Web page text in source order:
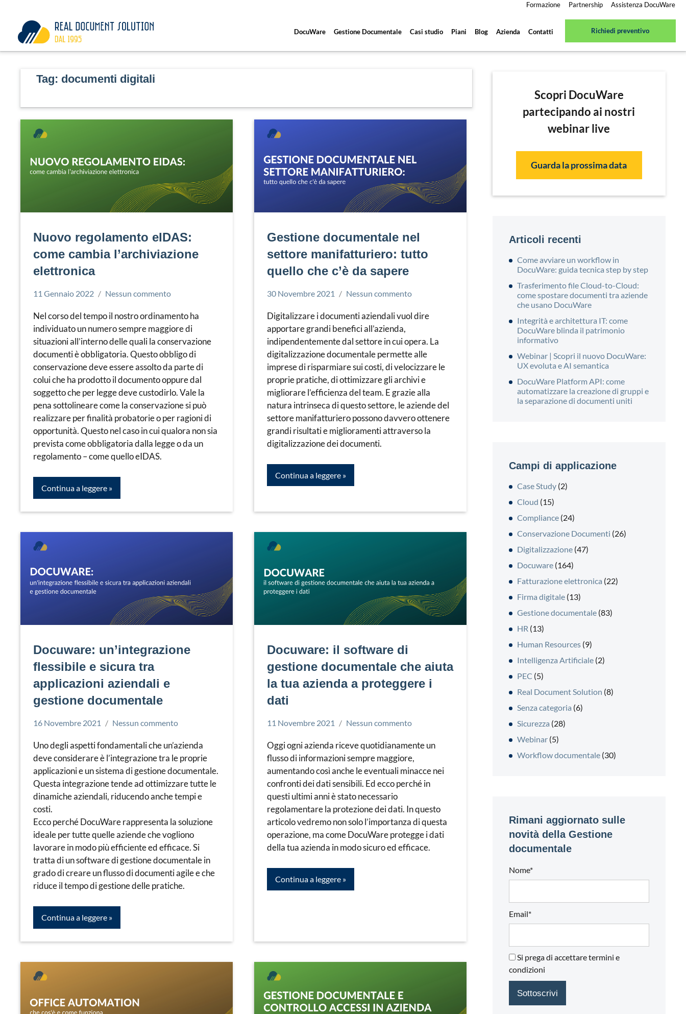
contenuto
Formazione Partnership Assistenza DocuWare
DocuWare Gestione Documentale Casi studio Piani Blog Azienda Contatti Richiedi preventivo
Tag: documenti digitali
Nuovo regolamento eIDAS:
come cambia l’archiviazione
elettronica
Documenti
11 Gennaio 2022
Simone
Leorato
Nessun commento
Nel corso del tempo il nostro ordinamento ha
individuato un numero sempre maggiore di
situazioni all’interno delle quali la conservazione
documenti è obbligatoria. Questo obbligo di
conservazione deve essere assolto da parte di
colui che ha prodotto il documento oppure dal
soggetto che per legge deve custodirlo. Vale la
pena sottolineare come la conservazione si può
realizzare per finalità probatorie o per ragioni di
opportunità. Questo nel caso in cui qualora non sia
prevista come obbligatoria dalla legge o da un
regolamento – come quello eIDAS.
Continua a leggere
Gestione documentale nel
settore manifatturiero: tutto
quello che c’è da sapere
documentale
30 Novembre 2021
Simone
Leorato
Nessun commento
Digitalizzare i documenti aziendali vuol dire
apportare grandi benefici all’azienda,
indipendentemente dal settore in cui opera. La
digitalizzazione documentale permette alle
imprese di risparmiare sui costi, di velocizzare le
proprie pratiche, di ottimizzare gli archivi e
migliorare l’efficienza del team. E grazie alla
natura intrinseca di questo settore, le aziende del
settore manifatturiero possono davvero ottenere
grandi risultati e miglioramenti attraverso la
digitalizzazione dei documenti.
Continua a leggere
Docuware: un’integrazione
flessibile e sicura tra
applicazioni aziendali e
gestione documentale
16 Novembre 2021
Simone
Leorato
Nessun commento
Uno degli aspetti fondamentali che un’azienda
deve considerare è l’integrazione tra le proprie
applicazioni e un sistema di gestione documentale.
Questa integrazione tende ad ottimizzare tutte le
dinamiche aziendali, riducendo anche tempi e
costi.
Ecco perché DocuWare rappresenta la soluzione
ideale per tutte quelle aziende che vogliono
lavorare in modo più efficiente ed efficace. Si
tratta di un software di gestione documentale in
grado di creare un flusso di documenti agile e che
riduce il tempo di gestione delle pratiche.
Continua a leggere
Docuware: il software di
gestione documentale che aiuta
la tua azienda a proteggere i
dati
11 Novembre 2021
Simone
Leorato
Nessun commento
Oggi ogni azienda riceve quotidianamente un
flusso di informazioni sempre maggiore,
aumentando così anche le eventuali minacce nei
confronti dei dati sensibili. Ed ecco perché in
questi ultimi anni è stato necessario
regolamentare la protezione dei dati. In questo
articolo vedremo non solo l’importanza di questa
operazione, ma come DocuWare protegge i dati
della tua azienda in modo sicuro ed efficace.
Continua a leggere
Scopri DocuWare
partecipando ai nostri
webinar live
Guarda la prossima data
Articoli recenti
Come avviare un workflow in
DocuWare: guida tecnica step by step
Trasferimento file Cloud-to-Cloud:
come spostare documenti tra aziende
che usano DocuWare
Integrità e architettura IT: come
DocuWare blinda il patrimonio
informativo
Webinar | Scopri il nuovo DocuWare:
UX evoluta e AI semantica
DocuWare Platform API: come
automatizzare la creazione di gruppi e
la separazione di documenti uniti
Campi di applicazione
Case Study(2)
Cloud (15)
Compliance(24)
Conservazione Documenti (26)
Digitalizzazione(47)
Docuware(164)
Fatturazione elettronica (22)
Firma digitale(13)
Gestione documentale(83)
HR (13)
Human Resources(9)
Intelligenza Artificiale(2)
PEC (5)
Real Document Solution (8)
Senza categoria (6)
Sicurezza (28)
Webinar(5)
Workflow documentale(30)
Rimani aggiornato sulle
novità della Gestione
documentale
Nome*
Email*
Si prega di accettare termini e
condizioni